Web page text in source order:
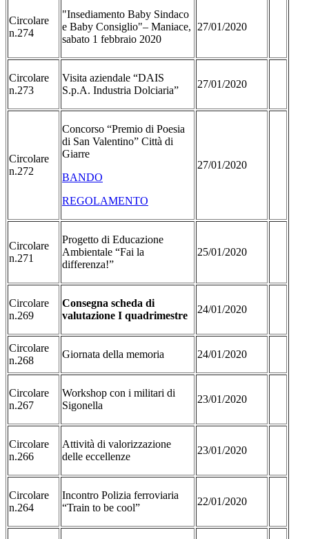
Circolare
n.274
"Insediamento Baby Sindaco
e Baby Consiglio"– Maniace,
sabato 1 febbraio 2020
27/01/2020
Circolare
n.273
Visita aziendale “DAIS
S.p.A. Industria Dolciaria”
27/01/2020
Circolare
n.272
Concorso “Premio di Poesia
di San Valentino” Città di
Giarre
BANDO
REGOLAMENTO
27/01/2020
Circolare
n.271
Progetto di Educazione
Ambientale “Fai la
differenza!”
25/01/2020
Circolare
n.269
Consegna scheda di
valutazione I quadrimestre
24/01/2020
Circolare
n.268
Giornata della memoria 24/01/2020
Circolare
n.267
Workshop con i militari di
Sigonella
23/01/2020
Circolare
n.266
Attività di valorizzazione
delle eccellenze
23/01/2020
Circolare
n.264
Incontro Polizia ferroviaria
“Train to be cool”
22/01/2020